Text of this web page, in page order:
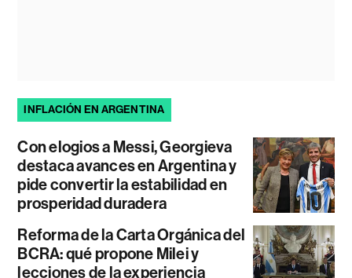
INFLACIÓN EN ARGENTINA
Con elogios a Messi, Georgieva
destaca avances en Argentina y
pide convertir la estabilidad en
prosperidad duradera
Reforma de la Carta Orgánica del
BCRA: qué propone Milei y
lecciones de la experiencia